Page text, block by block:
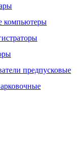
компьютеры
предпусковые